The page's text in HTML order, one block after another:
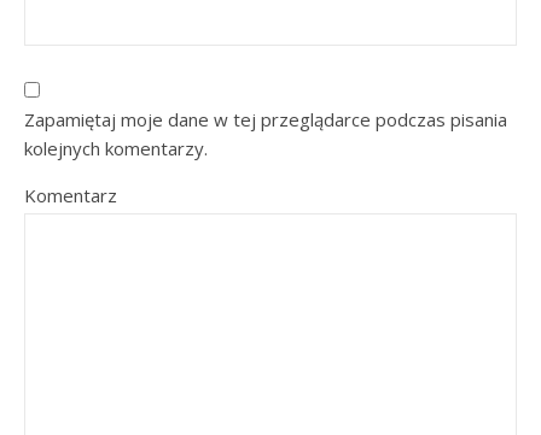
Zapamiętaj moje dane w tej przeglądarce podczas pisania
kolejnych komentarzy.
Komentarz